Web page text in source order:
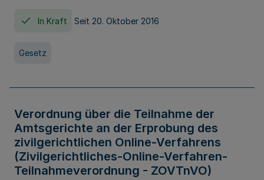
In Kraft Seit 20. Oktober 2016
Gesetz
Verordnung über die Teilnahme der
Amtsgerichte an der Erprobung des
zivilgerichtlichen Online-Verfahrens
(Zivilgerichtliches-Online-Verfahren-
Teilnahmeverordnung - ZOVTnVO)